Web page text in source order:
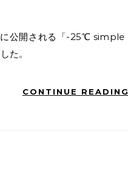
た。
CONTINUE READING